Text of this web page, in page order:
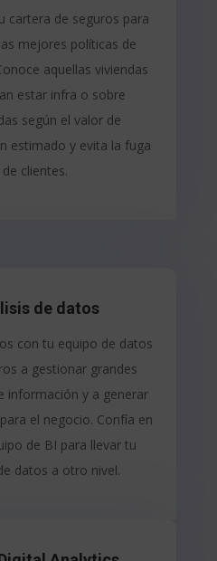
cartera de seguros para
mejores políticas de
aquellas viviendas
estar infra o sobre
según el valor de
estimado y evita la fuga
de clientes.
de datos
con tu equipo de datos
a gestionar grandes
información y a generar
el negocio. Confía en
de BI para llevar tu
datos a otro nivel.